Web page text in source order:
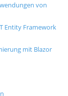
von
Entity Framework
mit Blazor